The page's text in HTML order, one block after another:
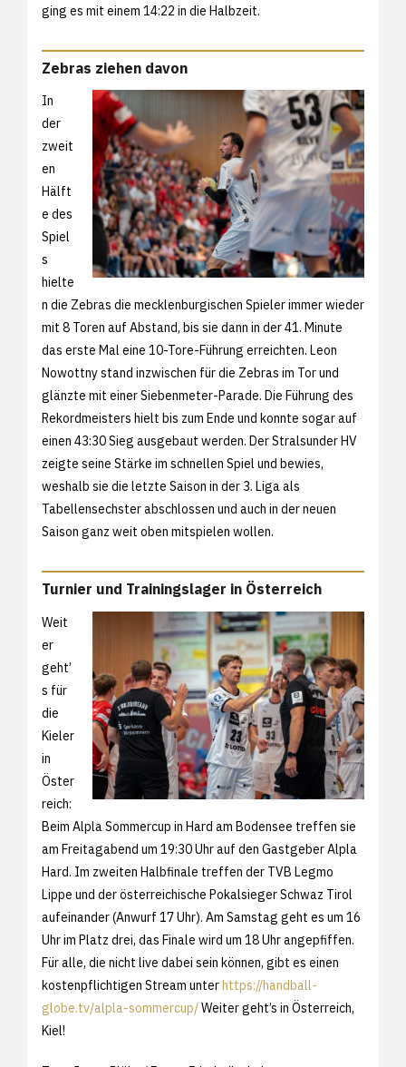
ging es mit einem 14:22 in die Halbzeit.
Zebras ziehen davon
In
der
zweit
en
Hälft
e des
Spiel
s
hielte
n die Zebras die mecklenburgischen Spieler immer wieder
mit 8 Toren auf Abstand, bis sie dann in der 41. Minute
das erste Mal eine 10-Tore-Führung erreichten. Leon
Nowottny stand inzwischen für die Zebras im Tor und
glänzte mit einer Siebenmeter-Parade. Die Führung des
Rekordmeisters hielt bis zum Ende und konnte sogar auf
einen 43:30 Sieg ausgebaut werden. Der Stralsunder HV
zeigte seine Stärke im schnellen Spiel und bewies,
weshalb sie die letzte Saison in der 3. Liga als
Tabellensechster abschlossen und auch in der neuen
Saison ganz weit oben mitspielen wollen.
Turnier und Trainingslager in Österreich
Weit
er
geht’
s für
die
Kieler
in
Öster
reich:
Beim Alpla Sommercup in Hard am Bodensee treffen sie
am Freitagabend um 19:30 Uhr auf den Gastgeber Alpla
Hard. Im zweiten Halbfinale treffen der TVB Legmo
Lippe und der österreichische Pokalsieger Schwaz Tirol
aufeinander (Anwurf 17 Uhr). Am Samstag geht es um 16
Uhr im Platz drei, das Finale wird um 18 Uhr angepfiffen.
Für alle, die nicht live dabei sein können, gibt es einen
kostenpflichtigen Stream unterhttps://handball-
globe.tv/alpla-sommercup/Weiter geht’s in Österreich,
Kiel!